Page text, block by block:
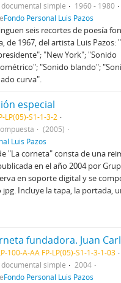
simple
1960 - 1980
Fondo Personal Luis Pazos
seis recortes de poesía
de 1967, del artista Luis Pazos:
"New York"; "Sonido
"Sonido blando";
curva".
especial
LP(05)-S1-1-3-2
(2005)
Luis Pazos
"La corneta" consta de una
en el año 2004 por
en soporte digital y se
Incluye la tapa, la portada,
100-A-AA FP-LP(05)-S1-1-3-1-03
simple
2004
Fondo Personal Luis Pazos